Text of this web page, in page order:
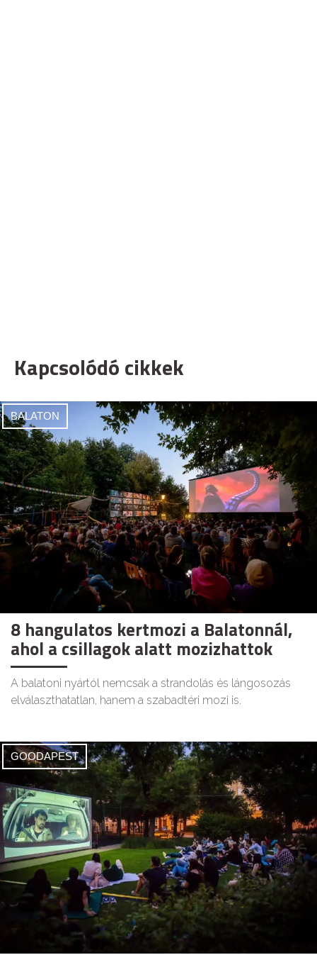
Kapcsolódó cikkek
BALATON
8 hangulatos kertmozi a Balatonnál,
ahol a csillagok alatt mozizhattok
A balatoni nyártól nemcsak a strandolás és lángosozás
elválaszthatatlan, hanem a szabadtéri mozi is.
GOODAPEST